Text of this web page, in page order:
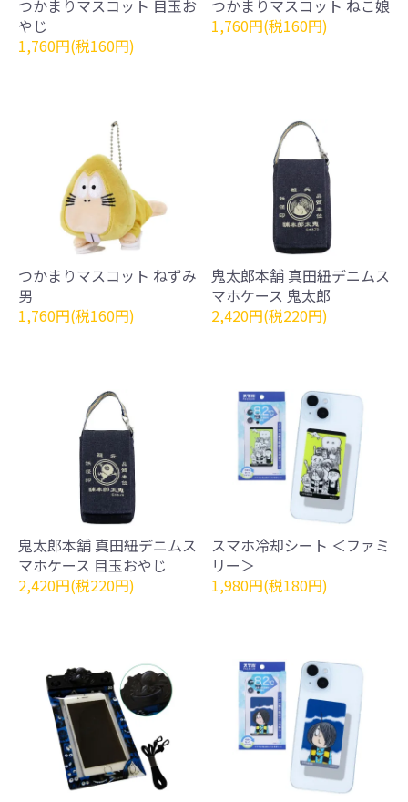
つかまりマスコット 目玉お
やじ
1,760円(税160円)
つかまりマスコット ねこ娘
1,760円(税160円)
つかまりマスコット ねずみ
男
1,760円(税160円)
鬼太郎本舗 真田紐デニムス
マホケース 鬼太郎
2,420円(税220円)
鬼太郎本舗 真田紐デニムス
マホケース 目玉おやじ
2,420円(税220円)
スマホ冷却シート ＜ファミ
リー＞
1,980円(税180円)